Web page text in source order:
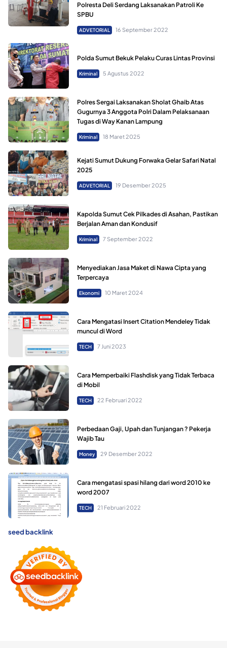
Polresta Deli Serdang Laksanakan Patroli Ke
SPBU
ADVETORIAL 16 September 2022
Polda Sumut Bekuk Pelaku Curas Lintas Provinsi
Kriminal 5 Agustus 2022
Polres Sergai Laksanakan Sholat Ghaib Atas
Gugurnya 3 Anggota Polri Dalam Pelaksanaan
Tugas di Way Kanan Lampung
Kriminal 18 Maret 2025
‎Kejati Sumut Dukung Forwaka Gelar Safari Natal
2025
ADVETORIAL 19 Desember 2025
Kapolda Sumut Cek Pilkades di Asahan, Pastikan
Berjalan Aman dan Kondusif
Kriminal 7 September 2022
Menyediakan Jasa Maket di Nawa Cipta yang
Terpercaya
Ekonomi 10 Maret 2024
Cara Mengatasi Insert Citation Mendeley Tidak
muncul di Word
TECH 7 Juni 2023
Cara Memperbaiki Flashdisk yang Tidak Terbaca
di Mobil
TECH 22 Februari 2022
Perbedaan Gaji, Upah dan Tunjangan ? Pekerja
Wajib Tau
Money 29 Desember 2022
Cara mengatasi spasi hilang dari word 2010 ke
word 2007
TECH 21 Februari 2022
seed backlink